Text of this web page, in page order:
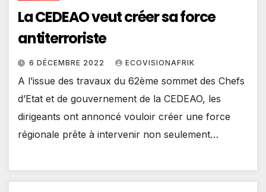
La CEDEAO veut créer sa force
antiterroriste
6 DÉCEMBRE 2022 ECOVISIONAFRIK
A l’issue des travaux du 62ème sommet des Chefs
d’Etat et de gouvernement de la CEDEAO, les
dirigeants ont annoncé vouloir créer une force
régionale prête à intervenir non seulement…